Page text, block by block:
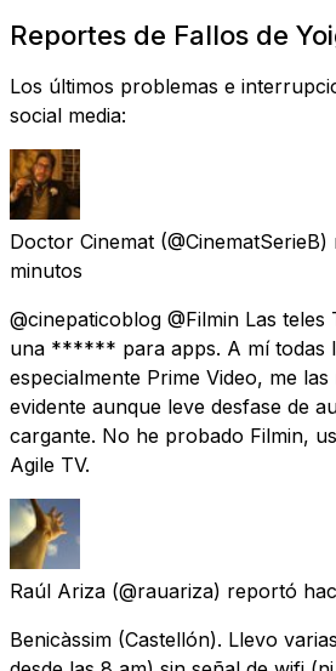
Reportes de Fallos de
Los últimos problemas e
social media:
Doctor Cinemat
minutos
@cinepaticoblog @Filmin Las
una ****** para apps. A mí todas
especialmente Prime Video, me
evidente aunque leve desfase de
cargante. No he probado Filmin,
Agile TV.
Raúl Ariza (@rauariza) reportó
Benicàssim (Castellón). Llevo